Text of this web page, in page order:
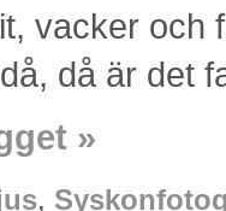
vacker och
då är det
»
,